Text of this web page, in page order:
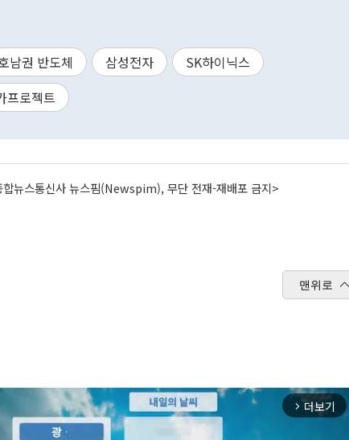
남권 반도체 삼성전자
SK하이닉스
프로젝트
뉴스통신사 뉴스핌(Newspim), 무단 전재-재배포 금지>
맨위로
arrow_forward_ios 더보기